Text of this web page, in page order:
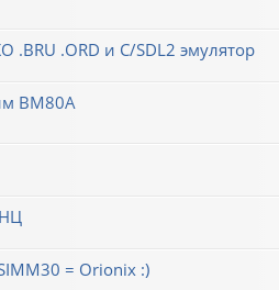
.BRU .ORD и С/SDL2 эмулятор
ВМ80А
= Orionix :)